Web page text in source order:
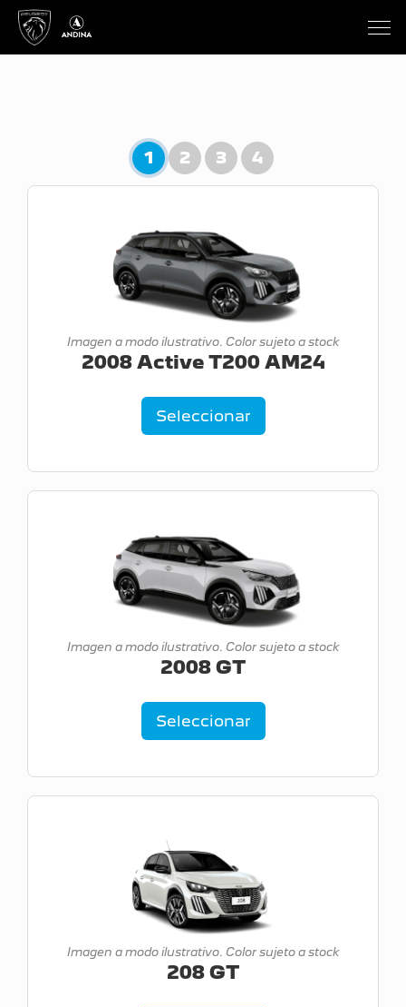
1 2 3 4
Imagen a modo ilustrativo. Color sujeto a stock
2008 Active T200 AM24
Seleccionar
Imagen a modo ilustrativo. Color sujeto a stock
2008 GT
Seleccionar
Imagen a modo ilustrativo. Color sujeto a stock
208 GT